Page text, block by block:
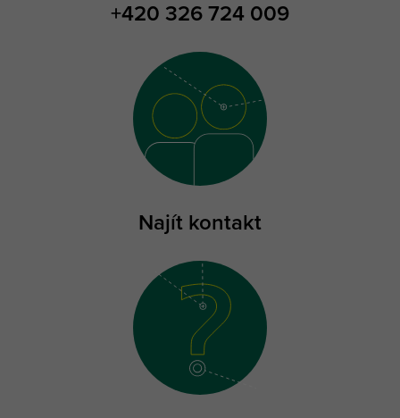
+420 326 724 009
Najít kontakt